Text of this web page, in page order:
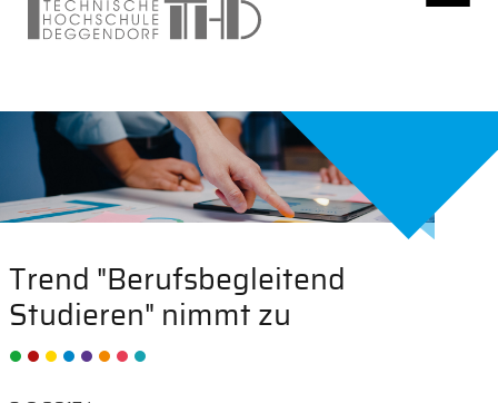
Trend "Berufsbegleitend
Studieren" nimmt zu